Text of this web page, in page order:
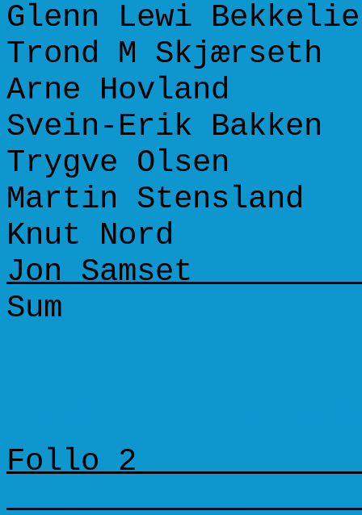
Glenn Lewi
Trond M
Arne
Svein-Erik
Trygve
Martin
Knut Nord
Jon
Sum +5
Follo